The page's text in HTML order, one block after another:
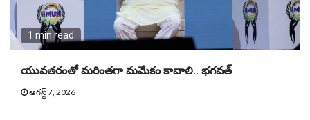
1 min read
యువతరంతో మరింతగా మమేకం కావాలి.. భగవత్
ఆగస్ట్ 7, 2026